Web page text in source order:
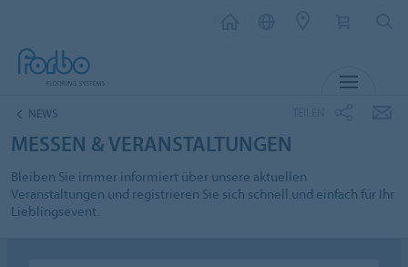
NEWS
MESSEN & VERANSTALTUNGEN
Bleiben Sie immer informiert über unsere aktuellen
Veranstaltungen und registrieren Sie sich schnell und einfach für Ihr
Lieblingsevent.